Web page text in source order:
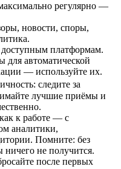
регулярно —
новости, споры,
платформам.
для автоматической
— используйте их.
следите за
лучшие приёмы и
к работе — с
аналитики,
Помните: без
ничего не получится.
после первых